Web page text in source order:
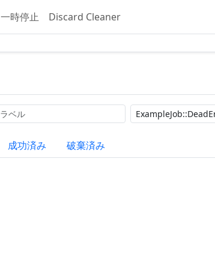
一時停止 Discard Cleaner
ラベル 検索
成功済み 破棄済み